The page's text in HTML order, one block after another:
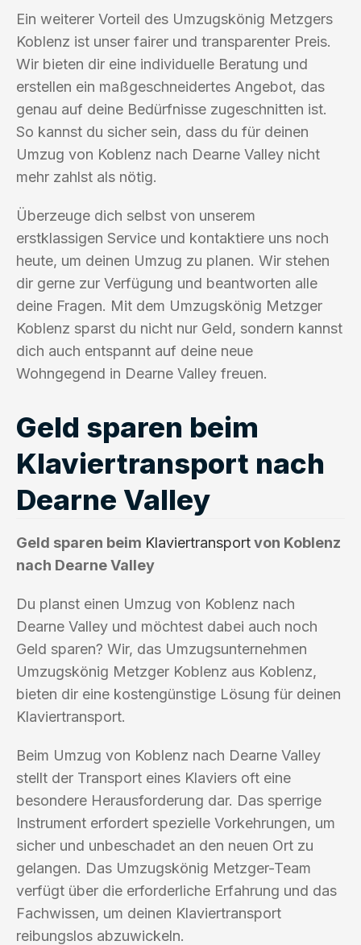
Ein weiterer Vorteil des Umzugskönig Metzgers
Koblenz ist unser fairer und transparenter Preis.
Wir bieten dir eine individuelle Beratung und
erstellen ein maßgeschneidertes Angebot, das
genau auf deine Bedürfnisse zugeschnitten ist.
So kannst du sicher sein, dass du für deinen
Umzug von Koblenz nach Dearne Valley nicht
mehr zahlst als nötig.
Überzeuge dich selbst von unserem
erstklassigen Service und kontaktiere uns noch
heute, um deinen Umzug zu planen. Wir stehen
dir gerne zur Verfügung und beantworten alle
deine Fragen. Mit dem Umzugskönig Metzger
Koblenz sparst du nicht nur Geld, sondern kannst
dich auch entspannt auf deine neue
Wohngegend in Dearne Valley freuen.
Geld sparen beim
Klaviertransport nach
Dearne Valley
Geld sparen beim Klaviertransportvon Koblenz
nach Dearne Valley
Du planst einen Umzug von Koblenz nach
Dearne Valley und möchtest dabei auch noch
Geld sparen? Wir, das Umzugsunternehmen
Umzugskönig Metzger Koblenz aus Koblenz,
bieten dir eine kostengünstige Lösung für deinen
Klaviertransport.
Beim Umzug von Koblenz nach Dearne Valley
stellt der Transport eines Klaviers oft eine
besondere Herausforderung dar. Das sperrige
Instrument erfordert spezielle Vorkehrungen, um
sicher und unbeschadet an den neuen Ort zu
gelangen. Das Umzugskönig Metzger-Team
verfügt über die erforderliche Erfahrung und das
Fachwissen, um deinen Klaviertransport
reibungslos abzuwickeln.